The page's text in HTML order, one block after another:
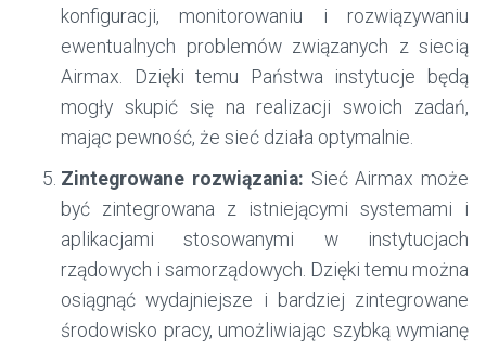
konfiguracji, monitorowaniu i rozwiązywaniu
ewentualnych problemów związanych z siecią
Airmax. Dzięki temu Państwa instytucje będą
mogły skupić się na realizacji swoich zadań,
mając pewność, że sieć działa optymalnie.
Zintegrowane rozwiązania: Sieć Airmax może
być zintegrowana z istniejącymi systemami i
aplikacjami stosowanymi w instytucjach
rządowych i samorządowych. Dzięki temu można
osiągnąć wydajniejsze i bardziej zintegrowane
środowisko pracy, umożliwiając szybką wymianę